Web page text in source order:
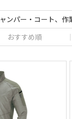
ンパー・コート、作
おすすめ順